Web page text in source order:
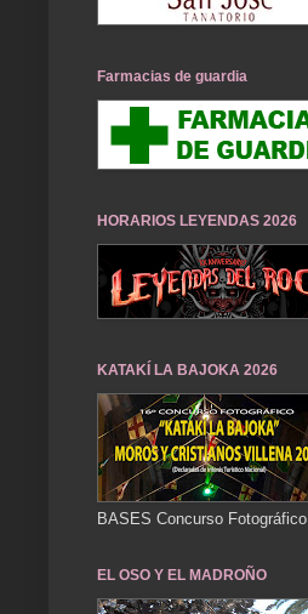
Farmacias de guardia
HORARIOS LEYENDAS 2026
KATAKÍ LA BAJOKA 2026
BASES Concurso Fotográfico
EL OSO Y EL MADROÑO